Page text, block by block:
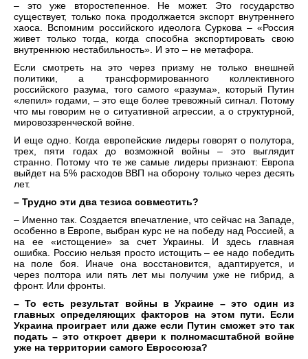
– это уже второстепенное. Не может. Это государство
существует, только пока продолжается экспорт внутреннего
хаоса. Вспомним российского идеолога Суркова – «Россия
живет только тогда, когда способна экспортировать свою
внутреннюю нестабильность». И это – не метафора.
Если смотреть на это через призму не только внешней
политики, а трансформированного коллективного
российского разума, того самого «разума», который Путин
«лепил» годами, – это еще более тревожный сигнал. Потому
что мы говорим не о ситуативной агрессии, а о структурной,
мировоззренческой войне.
И еще одно. Когда европейские лидеры говорят о полутора,
трех, пяти годах до возможной войны – это выглядит
странно. Потому что те же самые лидеры признают: Европа
выйдет на 5% расходов ВВП на оборону только через десять
лет.
– Трудно эти два тезиса совместить?
– Именно так. Создается впечатление, что сейчас на Западе,
особенно в Европе, выбран курс не на победу над Россией, а
на ее «истощение» за счет Украины. И здесь главная
ошибка. Россию нельзя просто истощить – ее надо победить
на поле боя. Иначе она восстановится, адаптируется, и
через полтора или пять лет мы получим уже не гибрид, а
фронт. Или фронты.
– То есть результат войны в Украине – это один из
главных определяющих факторов на этом пути. Если
Украина проиграет или даже если Путин сможет это так
подать – это откроет двери к полномасштабной войне
уже на территории самого Евросоюза?